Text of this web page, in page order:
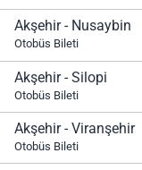
Akşehir - Nusaybin
Otobüs Bileti
Akşehir - Silopi
Otobüs Bileti
Akşehir - Viranşehir
Otobüs Bileti